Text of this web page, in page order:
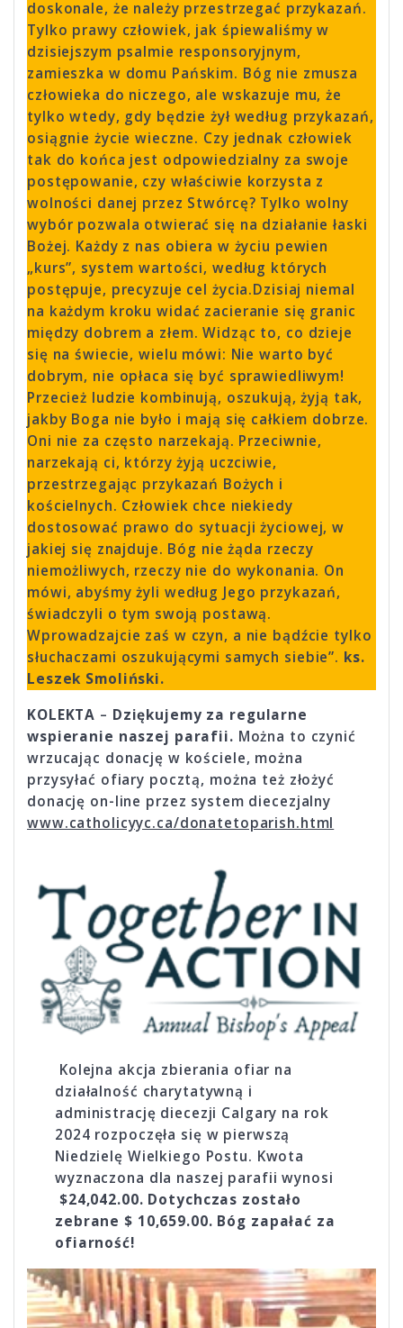
doskonale, że należy przestrzegać przykazań.
Tylko prawy człowiek, jak śpiewaliśmy w
dzisiejszym psalmie responsoryjnym,
zamieszka w domu Pańskim. Bóg nie zmusza
człowieka do niczego, ale wskazuje mu, że
tylko wtedy, gdy będzie żył według przykazań,
osiągnie życie wieczne. Czy jednak człowiek
tak do końca jest odpowiedzialny za swoje
postępowanie, czy właściwie korzysta z
wolności danej przez Stwórcę? Tylko wolny
wybór pozwala otwierać się na działanie łaski
Bożej. Każdy z nas obiera w życiu pewien
„kurs”, system wartości, według których
postępuje, precyzuje cel życia.Dzisiaj niemal
na każdym kroku widać zacieranie się granic
między dobrem a złem. Widząc to, co dzieje
się na świecie, wielu mówi: Nie warto być
dobrym, nie opłaca się być sprawiedliwym!
Przecież ludzie kombinują, oszukują, żyją tak,
jakby Boga nie było i mają się całkiem dobrze.
Oni nie za często narzekają. Przeciwnie,
narzekają ci, którzy żyją uczciwie,
przestrzegając przykazań Bożych i
kościelnych. Człowiek chce niekiedy
dostosować prawo do sytuacji życiowej, w
jakiej się znajduje. Bóg nie żąda rzeczy
niemożliwych, rzeczy nie do wykonania. On
mówi, abyśmy żyli według Jego przykazań,
świadczyli o tym swoją postawą.
Wprowadzajcie zaś w czyn, a nie bądźcie tylko
słuchaczami oszukującymi samych siebie”. ks.
Leszek Smoliński.
KOLEKTA – Dziękujemy za regularne
wspieranie naszej parafii. Można to czynić
wrzucając donację w kościele, można
przysyłać ofiary pocztą, można też złożyć
donację on-line przez system diecezjalny
www.catholicyyc.ca/donatetoparish.html
Kolejna akcja zbierania ofiar na
działalność charytatywną i
administrację diecezji Calgary na rok
2024 rozpoczęła się w pierwszą
Niedzielę Wielkiego Postu. Kwota
wyznaczona dla naszej parafii wynosi
$24,042.00. Dotychczas zostało
zebrane $ 10,659.00. Bóg zapałać za
ofiarność!